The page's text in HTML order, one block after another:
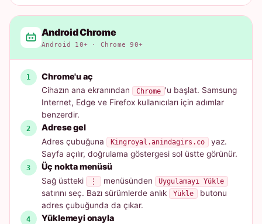
Android Chrome
Android 10+ · Chrome 90+
Chrome'u aç
Cihazın ana ekranından Chrome 'u başlat. Samsung
Internet, Edge ve Firefox kullanıcıları için adımlar
benzerdir.
Adrese gel
Adres çubuğuna Kingroyal.anindagirs.co
yaz.
Sayfa açılır, doğrulama göstergesi sol üstte görünür.
Üç nokta menüsü
Sağ üstteki ⋮ menüsünden Uygulamayı Yükle
satırını seç. Bazı sürümlerde anlık Yükle
butonu
adres çubuğunda da çıkar.
Yüklemeyi onayla